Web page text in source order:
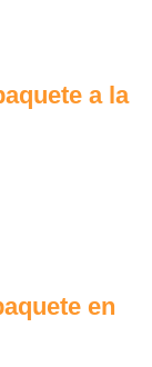
a la
en